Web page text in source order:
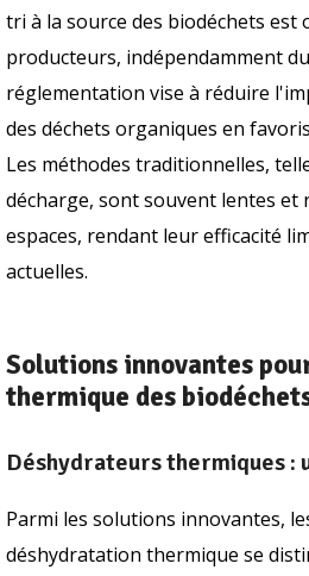
tri à la source des biodéchets
producteurs, indépendamment
réglementation vise à réduire
des déchets organiques en
Les méthodes traditionnelles,
décharge, sont souvent lentes et
espaces, rendant leur efficacité
actuelles.
Solutions innovantes
thermique des
Déshydrateurs thermiques :
Parmi les solutions innovantes,
déshydratation thermique se